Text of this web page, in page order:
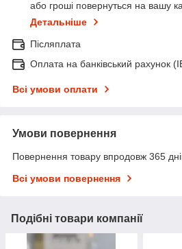
або гроші повернуться на вашу
Детальніше
Післяплата
Оплата на банківський рахунок
Всі умови оплати
Умови повернення
Повернення товару впродовж 365
Всі умови повернення
Подібні товари компанії